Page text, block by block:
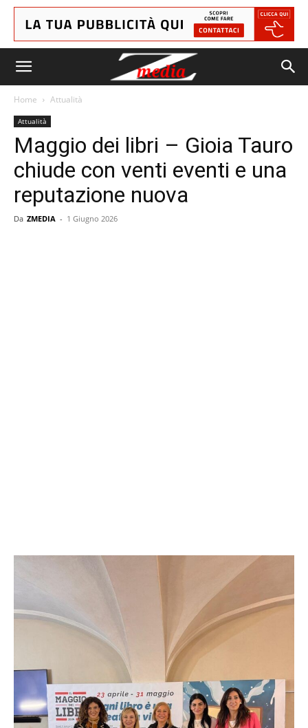
Home Attualità
Attualità
Maggio dei libri – Gioia Tauro
chiude con venti eventi e una
reputazione nuova
Da ZMEDIA - 1 Giugno 2026